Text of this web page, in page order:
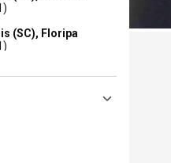
(SC), Floripa
Maringá Park